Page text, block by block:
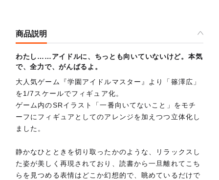
商品説明
わたし……アイドルに、ちっとも向いていないけど。本気
で、全力で、がんばるよ。
大人気ゲーム『学園アイドルマスター』より「篠澤広」
を1/7スケールでフィギュア化。
ゲーム内のSRイラスト「一番向いてないこと」をモチ
ーフにフィギュアとしてのアレンジを加えつつ立体化し
ました。
静かなひとときを切り取ったかのような、リラックスし
た姿が美しく再現されており、読書から一旦離れてこち
らを見つめる表情はどこか幻想的で、眺めているだけで